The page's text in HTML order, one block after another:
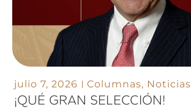
julio 7, 2026 Columnas, Noticias
¡QUÉ GRAN SELECCIÓN!